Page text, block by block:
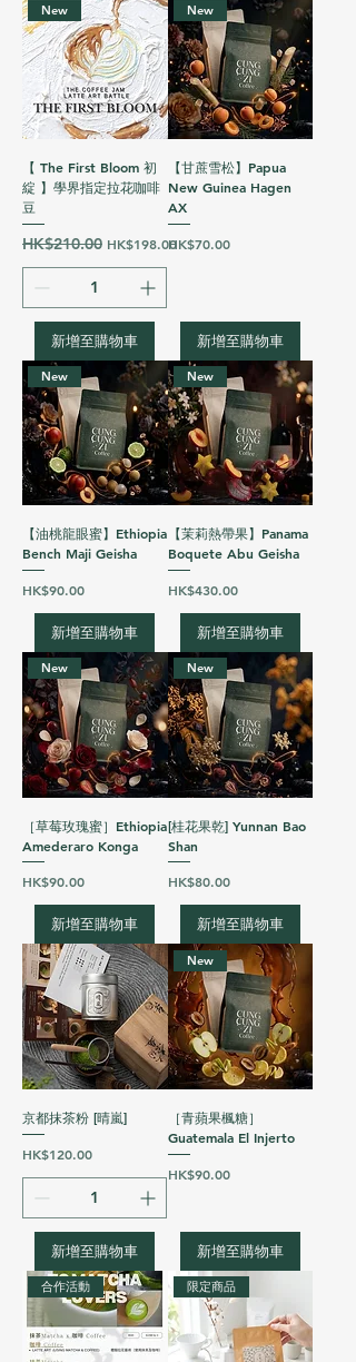
New
【 The First Bloom 初
綻 】學界指定拉花咖啡
豆
一般價格
HK$210.00 促銷價格
HK$198.00
新增至購物車
New
【甘蔗雪松】Papua
New Guinea Hagen
AX
價格
HK$70.00
新增至購物車
New
【油桃龍眼蜜】Ethiopia
Bench Maji Geisha
價格
HK$90.00
新增至購物車
New
【茉莉熱帶果】Panama
Boquete Abu Geisha
價格
HK$430.00
新增至購物車
New
［草莓玫瑰蜜］Ethiopia
Amederaro Konga
價格
HK$90.00
新增至購物車
New
[桂花果乾] Yunnan Bao
Shan
價格
HK$80.00
新增至購物車
京都抹茶粉 [晴嵐]
價格
HK$120.00
新增至購物車
New
［青蘋果楓糖］
Guatemala El Injerto
價格
HK$90.00
新增至購物車
合作活動 限定商品